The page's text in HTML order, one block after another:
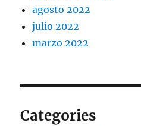
agosto 2022
julio 2022
marzo 2022
Categories